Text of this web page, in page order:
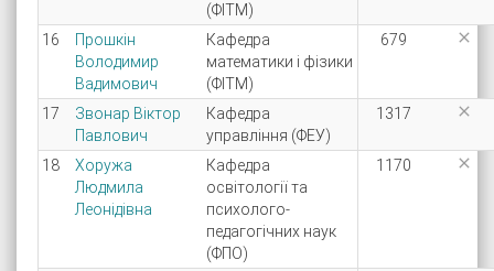
(ФІТМ)
16
Прошкін
Володимир
Вадимович
Кафедра
математики і фізики
(ФІТМ)
679 
17
Звонар Віктор
Павлович
Кафедра
управління (ФЕУ)
1317 
18
Хоружа
Людмила
Леонідівна
Кафедра
освітології та
психолого-
педагогічних наук
(ФПО)
1170 